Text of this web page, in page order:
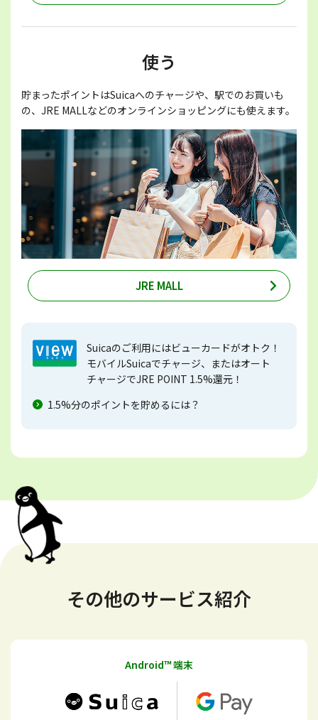
使う
貯まったポイントはSuicaへのチャージや、駅でのお買いも
の、JRE MALLなどのオンラインショッピングにも使えます。
JRE MALL
Suicaのご利用にはビューカードがオトク！
モバイルSuicaでチャージ、またはオート
チャージでJRE POINT 1.5%還元！
1.5%分のポイントを貯めるには？
その他のサービス紹介
Android™ 端末